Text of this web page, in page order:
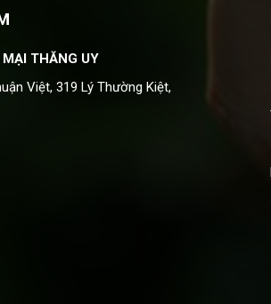
THĂNG UY
Việt, 319 Lý Thường Kiệt,